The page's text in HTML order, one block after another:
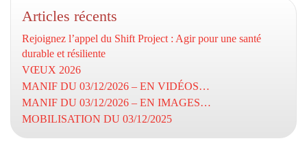
Articles récents
Rejoignez l’appel du Shift Project : Agir pour une santé
durable et résiliente
VŒUX 2026
MANIF DU 03/12/2026 – EN VIDÉOS…
MANIF DU 03/12/2026 – EN IMAGES…
MOBILISATION DU 03/12/2025